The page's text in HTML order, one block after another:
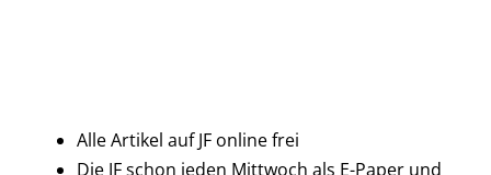
Alle Artikel auf JF online frei
Die JF schon jeden Mittwoch als E-Paper und